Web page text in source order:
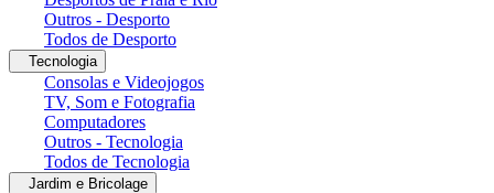
Outros - Desporto
Todos de Desporto
Tecnologia
Consolas e Videojogos
TV, Som e Fotografia
Computadores
Outros - Tecnologia
Todos de Tecnologia
Jardim e Bricolage